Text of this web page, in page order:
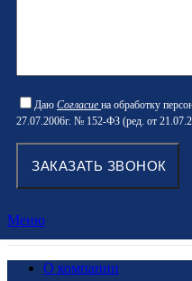
Даю Согласие на обработку
27.07.2006г. № 152-ФЗ (ред. от
Меню
О компании